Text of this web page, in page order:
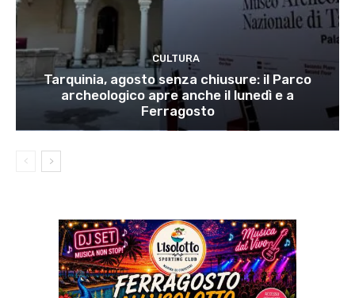
CULTURA
Tarquinia, agosto senza chiusure: il Parco
archeologico apre anche il lunedì e a
Ferragosto